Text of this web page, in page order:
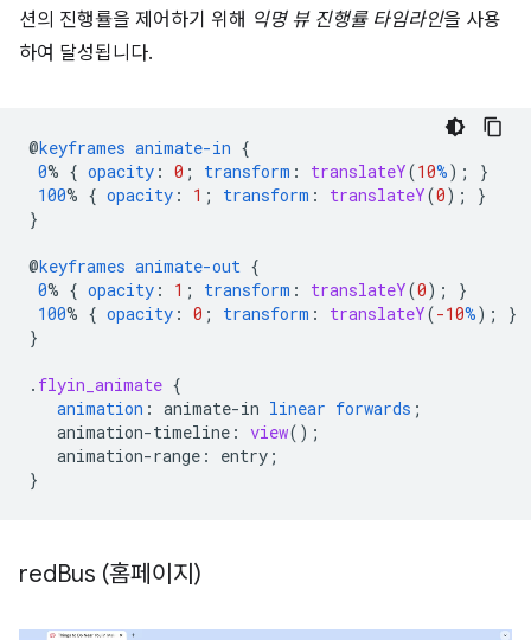
션의 진행률을 제어하기 위해 익명 뷰 진행률 타임라인을 사용
하여 달성됩니다.
@keyframes animate-in {
0% { opacity : 0 ; transform : translateY(10%);
}
100% { opacity : 1 ; transform : translateY(0);
}
}
@keyframes animate-out {
0% { opacity : 1 ; transform : translateY(0);
}
100% { opacity : 0 ; transform : translateY(-10%);
}
}
. flyin_animate {
animation : animate-in linear forwards ;
animation-timeline : view();
animation-range : entry ;
}
redBus (홈페이지)